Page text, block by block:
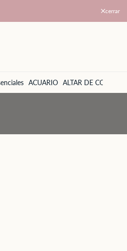
cerrar
ACUARIO ALTAR DE CORPUS